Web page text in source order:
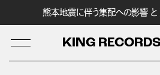
熊本地震に伴う集配への影響
KING